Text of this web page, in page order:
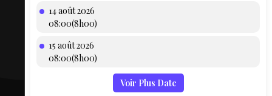
14 août 2026
08:00(8h00)
15 août 2026
08:00(8h00)
Voir Plus Date